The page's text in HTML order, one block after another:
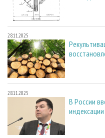
28.11.2025
28.11.2025
В России